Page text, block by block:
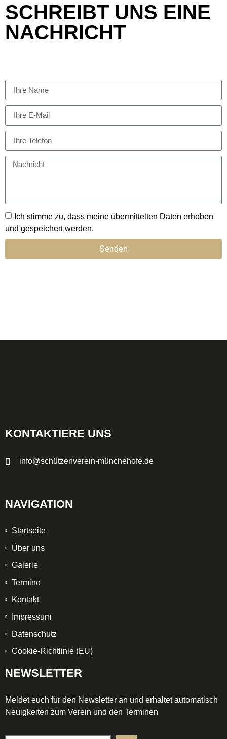
SCHREIBT UNS EINE
NACHRICHT
Ich stimme zu, dass meine übermittelten Daten erhoben
und gespeichert werden.
Senden
KONTAKTIERE UNS
info@schützenverein-münchehofe.de
NAVIGATION
Startseite
Über uns
Galerie
Termine
Kontakt
Impressum
Datenschutz
Cookie-Richtlinie (EU)
NEWSLETTER
Meldet euch für den Newsletter an und erhaltet automatisch
Neuigkeiten zum Verein und den Terminen